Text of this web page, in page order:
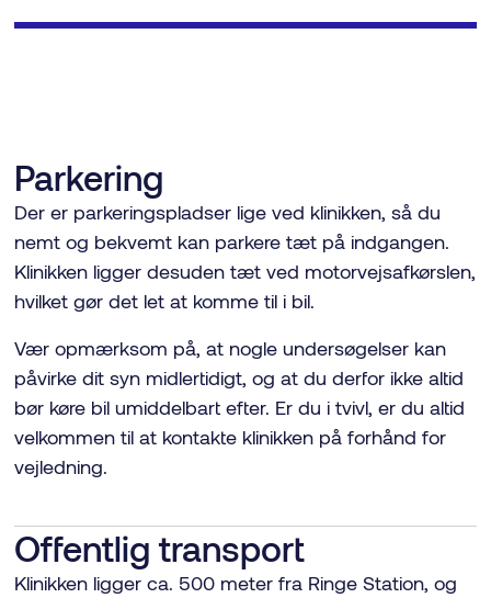
Parkering
Der er parkeringspladser lige ved klinikken, så du
nemt og bekvemt kan parkere tæt på indgangen.
Klinikken ligger desuden tæt ved motorvejsafkørslen,
hvilket gør det let at komme til i bil.
Vær opmærksom på, at nogle undersøgelser kan
påvirke dit syn midlertidigt, og at du derfor ikke altid
bør køre bil umiddelbart efter. Er du i tvivl, er du altid
velkommen til at kontakte klinikken på forhånd for
vejledning.
Offentlig transport
Klinikken ligger ca. 500 meter fra Ringe Station, og